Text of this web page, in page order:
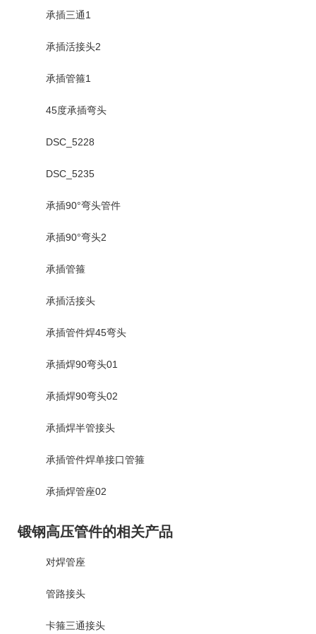
承插三通1
承插活接头2
承插管箍1
45度承插弯头
DSC_5228
DSC_5235
承插90°弯头管件
承插90°弯头2
承插管箍
承插活接头
承插管件焊45弯头
承插焊90弯头01
承插焊90弯头02
承插焊半管接头
承插管件焊单接口管箍
承插焊管座02
锻钢高压管件的相关产品
对焊管座
管路接头
卡箍三通接头